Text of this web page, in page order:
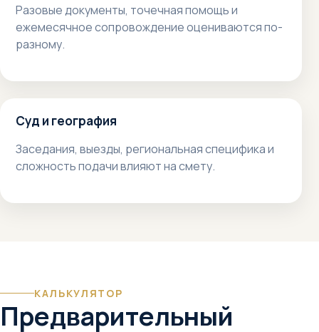
Разовые документы, точечная помощь и
ежемесячное сопровождение оцениваются по-
разному.
Суд и география
Заседания, выезды, региональная специфика и
сложность подачи влияют на смету.
КАЛЬКУЛЯТОР
Предварительный